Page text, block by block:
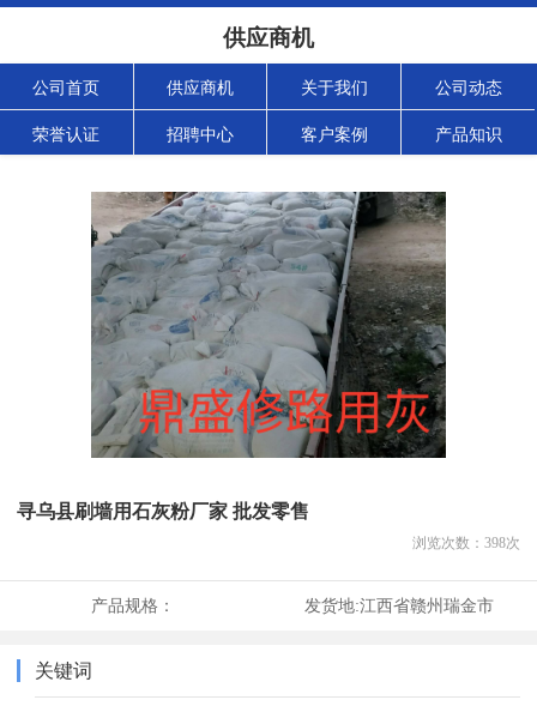
供应商机
公司首页 供应商机 关于我们 公司动态
荣誉认证 招聘中心 客户案例 产品知识
寻乌县刷墙用石灰粉厂家 批发零售
浏览次数： 398次
产品规格： 发货地:江西省赣州瑞金市
关键词